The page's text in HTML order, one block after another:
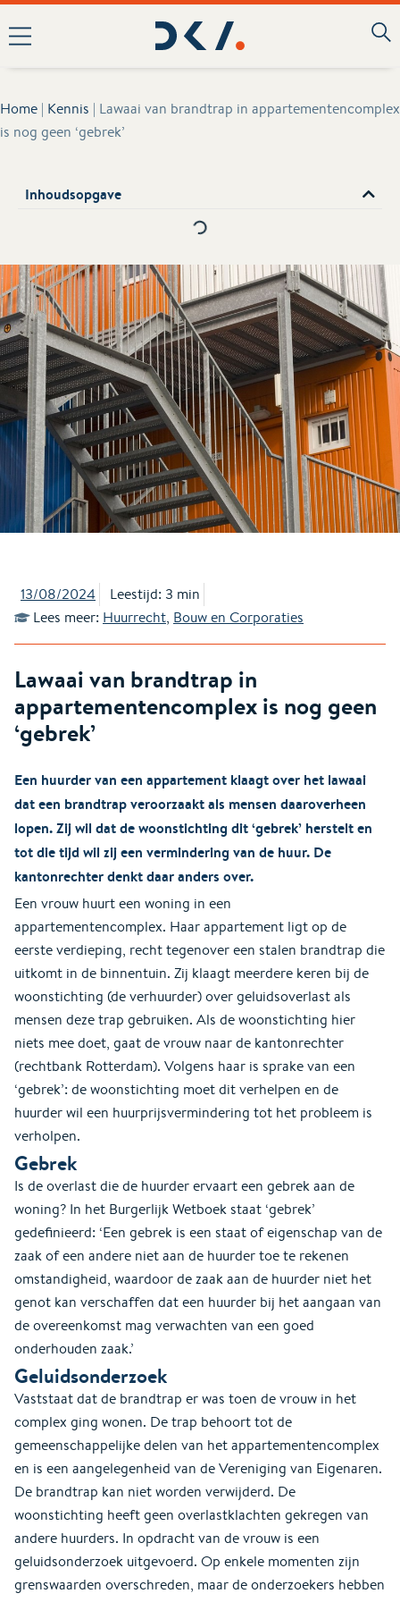
Home | Kennis | Lawaai van brandtrap in appartementencomplex
is nog geen ‘gebrek’
Inhoudsopgave
13/08/2024
Leestijd: 3 min
Lees meer: Huurrecht, Bouw en Corporaties
Lawaai van brandtrap in
appartementencomplex is nog geen
‘gebrek’
Een huurder van een appartement klaagt over het lawaai
dat een brandtrap veroorzaakt als mensen daaroverheen
lopen. Zij wil dat de woonstichting dit ‘gebrek’ herstelt en
tot die tijd wil zij een vermindering van de huur. De
kantonrechter denkt daar anders over.
Een vrouw huurt een woning in een
appartementencomplex. Haar appartement ligt op de
eerste verdieping, recht tegenover een stalen brandtrap die
uitkomt in de binnentuin. Zij klaagt meerdere keren bij de
woonstichting (de verhuurder) over geluidsoverlast als
mensen deze trap gebruiken. Als de woonstichting hier
niets mee doet, gaat de vrouw naar de kantonrechter
(rechtbank Rotterdam). Volgens haar is sprake van een
‘gebrek’: de woonstichting moet dit verhelpen en de
huurder wil een huurprijsvermindering tot het probleem is
verholpen.
Gebrek
Is de overlast die de huurder ervaart een gebrek aan de
woning? In het Burgerlijk Wetboek staat ‘gebrek’
gedefinieerd: ‘Een gebrek is een staat of eigenschap van de
zaak of een andere niet aan de huurder toe te rekenen
omstandigheid, waardoor de zaak aan de huurder niet het
genot kan verschaffen dat een huurder bij het aangaan van
de overeenkomst mag verwachten van een goed
onderhouden zaak.’
Geluidsonderzoek
Vaststaat dat de brandtrap er was toen de vrouw in het
complex ging wonen. De trap behoort tot de
gemeenschappelijke delen van het appartementencomplex
en is een aangelegenheid van de Vereniging van Eigenaren.
De brandtrap kan niet worden verwijderd. De
woonstichting heeft geen overlastklachten gekregen van
andere huurders. In opdracht van de vrouw is een
geluidsonderzoek uitgevoerd. Op enkele momenten zijn
grenswaarden overschreden, maar de onderzoekers hebben